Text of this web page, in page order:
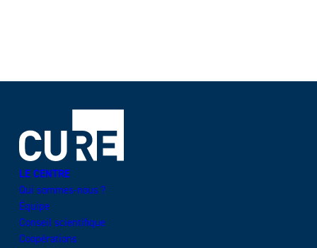
LE CENTRE
Qui sommes-nous ?
Équipe
Conseil scientifique
Coopérations